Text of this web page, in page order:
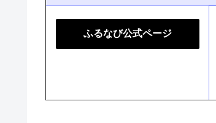
ふるなび公式ページ